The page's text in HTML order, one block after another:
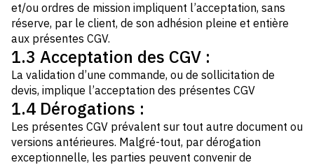
et/ou ordres de mission impliquent l’acceptation, sans
réserve, par le client, de son adhésion pleine et entière
aux présentes CGV.
1.3 Acceptation des CGV :
La validation d’une commande, ou de sollicitation de
devis, implique l’acceptation des présentes CGV
1.4 Dérogations :
Les présentes CGV prévalent sur tout autre document ou
versions antérieures. Malgré-tout, par dérogation
exceptionnelle, les parties peuvent convenir de